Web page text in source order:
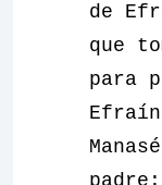
de
que
para